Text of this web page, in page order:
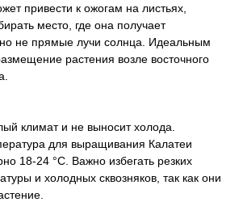
привести к ожогам на листьях,
место, где она получает
но не прямые лучи солнца. Идеальным
растения возле восточного
климат и не выносит холода.
для выращивания Калатеи
18-24 °C. Важно избегать резких
и холодных сквозняков, так как они